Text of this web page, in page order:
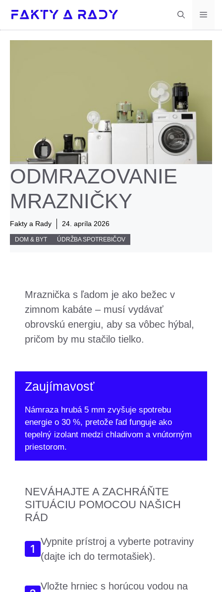
obsah
ODMRAZOVANIE
MRAZNIČKY
Fakty a Rady 24. apríla 2026
DOM & BYT ÚDRŽBA SPOTREBIČOV
Mraznička s ľadom je ako bežec v
zimnom kabáte – musí vydávať
obrovskú energiu, aby sa vôbec hýbal,
pričom by mu stačilo tielko.
Zaujímavosť
Námraza hrubá 5 mm zvyšuje spotrebu
energie o 30 %, pretože ľad funguje ako
tepelný izolant medzi chladivom a vnútorným
priestorom.
NEVÁHAJTE A ZACHRÁŇTE
SITUÁCIU POMOCOU NAŠICH
RÁD
Vypnite prístroj a vyberte potraviny
(dajte ich do termotašiek).
Vložte hrniec s horúcou vodou na